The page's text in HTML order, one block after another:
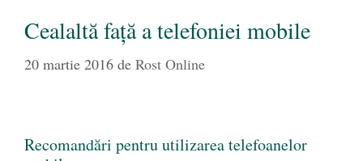
Cealaltă față a telefoniei mobile
20 martie 2016 de Rost Online
Recomandări pentru utilizarea telefoanelor